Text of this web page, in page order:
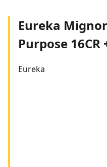
Eureka
Purpose 16CR
Eureka